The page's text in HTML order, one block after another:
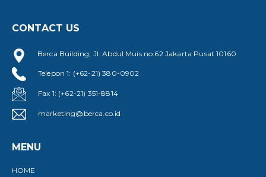
CONTACT US
Berca Building, Jl. Abdul Muis no.62 Jakarta Pusat 10160
Telepon 1: (+62-21) 380-0902
Fax 1: (+62-21) 351-8814
marketing@berca.co.id
MENU
HOME